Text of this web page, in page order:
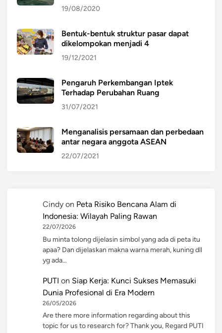
19/08/2020
Bentuk-bentuk struktur pasar dapat
dikelompokan menjadi 4
19/12/2021
Pengaruh Perkembangan Iptek
Terhadap Perubahan Ruang
31/07/2021
Menganalisis persamaan dan perbedaan
antar negara anggota ASEAN
22/07/2021
Cindy on Peta Risiko Bencana Alam di
Indonesia: Wilayah Paling Rawan
22/07/2026
Bu minta tolong dijelasin simbol yang ada di peta itu
apaa? Dan dijelaskan makna warna merah, kuning dll
yg ada…
PUTI on Siap Kerja: Kunci Sukses Memasuki
Dunia Profesional di Era Modern
26/05/2026
Are there more information regarding about this
topic for us to research for? Thank you, Regard PUTI